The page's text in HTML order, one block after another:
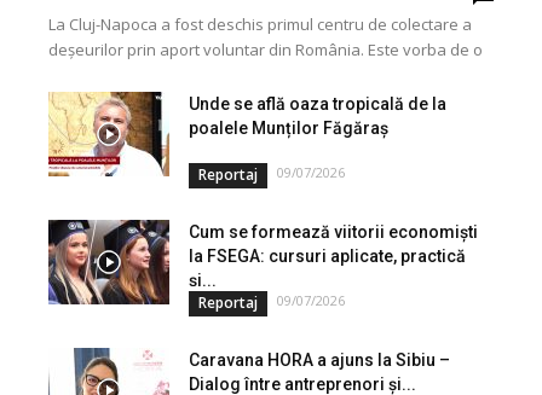
La Cluj-Napoca a fost deschis primul centru de colectare a
deșeurilor prin aport voluntar din România. Este vorba de o
Unde se află oaza tropicală de la
poalele Munților Făgăraș
Reportaj 09/07/2026
Cum se formează viitorii economiști
la FSEGA: cursuri aplicate, practică
și...
Reportaj 09/07/2026
Caravana HORA a ajuns la Sibiu –
Dialog între antreprenori și...